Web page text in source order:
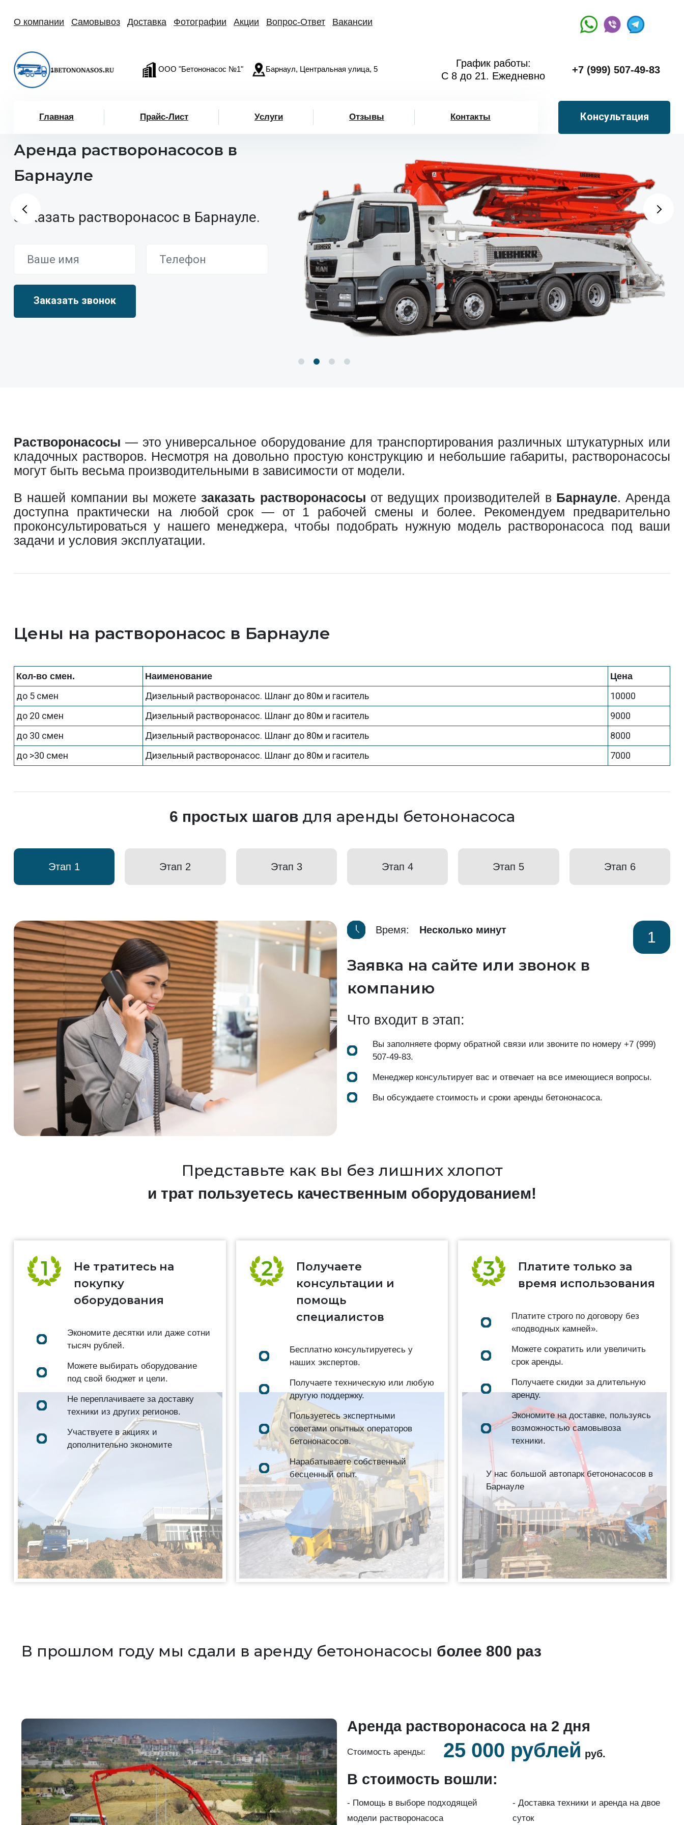
О компании Самовывоз Доставка Фотографии Акции Вопрос-Ответ Вакансии
ООО "Бетононасос №1" Барнаул, Центральная улица, 5
График работы:
С 8 до 21. Ежедневно
+7 (999) 507-49-83
Главная Прайс-Лист Услуги Отзывы Контакты Консультация
Аренда растворонасосов в
Барнауле
Заказать растворонасос в Барнауле.
Растворонасосы — это универсальное оборудование для транспортирования различных штукатурных или
кладочных растворов. Несмотря на довольно простую конструкцию и небольшие габариты, растворонасосы
могут быть весьма производительными в зависимости от модели.
В нашей компании вы можетезаказать растворонасосы от ведущих производителей в Барнауле. Аренда
доступна практически на любой срок — от 1 рабочей смены и более. Рекомендуем предварительно
проконсультироваться у нашего менеджера, чтобы подобрать нужную модель растворонасоса под ваши
задачи и условия эксплуатации.
Цены на растворонасос в Барнауле
Кол-во смен. Наименование Цена
до 5 смен Дизельный растворонасос. Шланг до 80м и гаситель
10000
до 20 смен
Дизельный растворонасос. Шланг до 80м и гаситель
9000
до 30 смен
Дизельный растворонасос. Шланг до 80м и гаситель
8000
до >30 смен
Дизельный растворонасос. Шланг до 80м и гаситель 7000
6 простых шаговдля аренды бетононасоса
Этап 1 Этап 2 Этап 3 Этап 4 Этап 5 Этап 6
Время: Несколько минут 1
Заявка на сайте или звонок в
компанию
Что входит в этап:
Вы заполняете форму обратной связи или звоните по номеру +7 (999)
507-49-83.
Менеджер консультирует вас и отвечает на все имеющиеся вопросы.
Вы обсуждаете стоимость и сроки аренды бетононасоса.
Представьте как вы без лишних хлопот
и трат пользуетесь качественным оборудованием!
Не тратитесь на
покупку
оборудования
Экономите десятки или даже сотни
тысяч рублей.
Можете выбирать оборудование
под свой бюджет и цели.
Не переплачиваете за доставку
техники из других регионов.
Участвуете в акциях и
дополнительно экономите
Получаете
консультации и
помощь
специалистов
Бесплатно консультируетесь у
наших экспертов.
Получаете техническую или любую
другую поддержку.
Пользуетесь экспертными
советами опытных операторов
бетононасосов.
Нарабатываете собственный
бесценный опыт.
Платите только за
время использования
Платите строго по договору без
«подводных камней».
Можете сократить или увеличить
срок аренды.
Получаете скидки за длительную
аренду.
Экономите на доставке, пользуясь
возможностью самовывоза
техники.
У нас большой автопарк бетононасосов в
Барнауле
В прошлом году мы сдали в аренду бетононасосы более 800 раз
Аренда растворонасоса на 2 дня
Стоимость аренды: 25 000 рублей руб.
В стоимость вошли:
- Помощь в выборе подходящей
модели растворонасоса
- Доставка техники и аренда на двое
суток